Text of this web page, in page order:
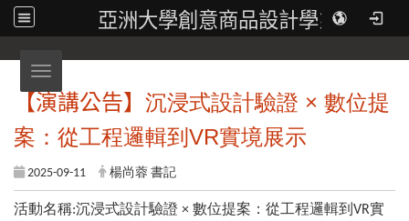
亞洲大學創意商品設計學系
Toggle navigation
【演講公告】 沉浸式設計驗證 × 數位提
案：從工程邏輯到 VR實境展示
2025-09-11 楊尚蓉 書記
活動名稱:沉浸式設計驗證 × 數位提案：從工程邏輯到VR實